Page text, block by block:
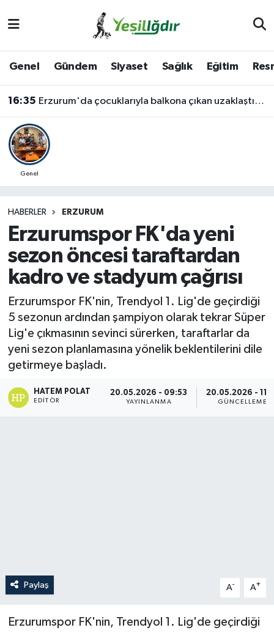
Genel Gündem Siyaset Sağlık Eğitim
16:35 Erzurum'da çocuklarıyla balkona çıkan uzaklaştırma kararlı koca ikna edildi
Genel
HABERLER ERZURUM
Erzurumspor FK'da yeni
sezon öncesi taraftardan
kadro ve stadyum çağrısı
Erzurumspor FK'nin, Trendyol 1. Lig'de geçirdiği
5 sezonun ardından şampiyon olarak tekrar Süper
Lig'e çıkmasının sevinci sürerken, taraftarlar da
yeni sezon planlamasına yönelik beklentilerini dile
getirmeye başladı.
HATEM POLAT
EDITÖR
20.05.2026 - 09:53
YAYINLANMA
20.05.2026 -
GÜNCELLEME
Paylaş A- A+
Erzurumspor FK'nin, Trendyol 1. Lig'de geçirdiği
İğdir Namaz Vakitleri
Iğdır Trafik Yoğunluk Haritası
Süper Lig Puan Durumu ve Fikstür
Son Dakika Haberleri
Haber Arşivi